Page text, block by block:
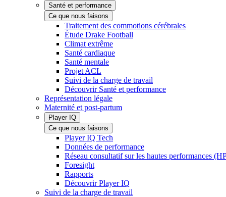
Santé et performance
Ce que nous faisons
Traitement des commotions cérébrales
Étude Drake Football
Climat extrême
Santé cardiaque
Santé mentale
Projet ACL
Suivi de la charge de travail
Découvrir Santé et performance
Représentation légale
Maternité et post-partum
Player IQ
Ce que nous faisons
Player IQ Tech
Données de performance
Réseau consultatif sur les hautes performances
Foresight
Rapports
Découvrir Player IQ
Suivi de la charge de travail